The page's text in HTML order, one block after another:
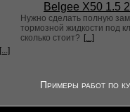
[...]
Belgee X50 1.5
Нужно сделать полную
тормозной жидкости под
сколько стоит? [...]
Примеры работ по